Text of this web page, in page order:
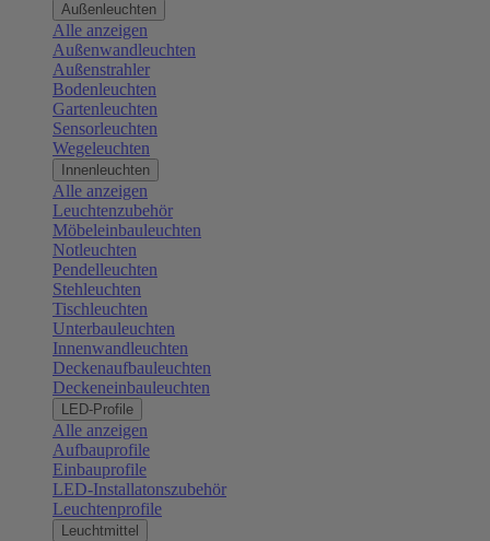
Außenleuchten
Alle anzeigen
Außenwandleuchten
Außenstrahler
Bodenleuchten
Gartenleuchten
Sensorleuchten
Wegeleuchten
Innenleuchten
Alle anzeigen
Leuchtenzubehör
Möbeleinbauleuchten
Notleuchten
Pendelleuchten
Stehleuchten
Tischleuchten
Unterbauleuchten
Innenwandleuchten
Deckenaufbauleuchten
Deckeneinbauleuchten
LED-Profile
Alle anzeigen
Aufbauprofile
Einbauprofile
LED-Installatonszubehör
Leuchtenprofile
Leuchtmittel